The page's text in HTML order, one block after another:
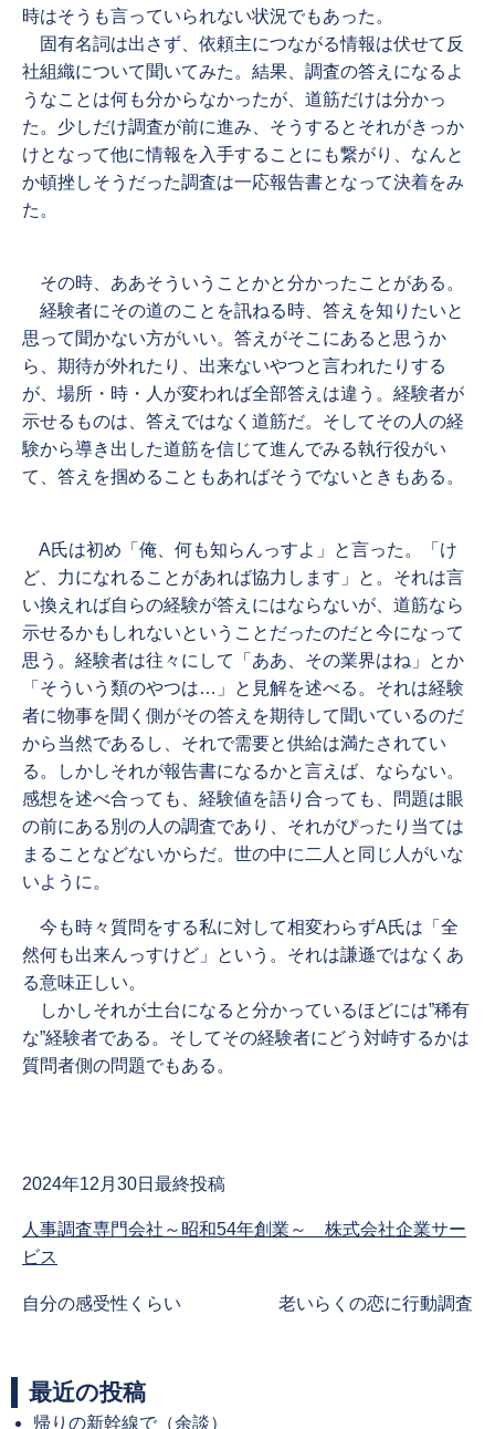
時はそうも言っていられない状況でもあった。
固有名詞は出さず、依頼主につながる情報は伏せて反
社組織について聞いてみた。結果、調査の答えになるよ
うなことは何も分からなかったが、道筋だけは分かっ
た。少しだけ調査が前に進み、そうするとそれがきっか
けとなって他に情報を入手することにも繋がり、なんと
か頓挫しそうだった調査は一応報告書となって決着をみ
た。
その時、ああそういうことかと分かったことがある。
経験者にその道のことを訊ねる時、答えを知りたいと
思って聞かない方がいい。答えがそこにあると思うか
ら、期待が外れたり、出来ないやつと言われたりする
が、場所・時・人が変われば全部答えは違う。経験者が
示せるものは、答えではなく道筋だ。そしてその人の経
験から導き出した道筋を信じて進んでみる執行役がい
て、答えを掴めることもあればそうでないときもある。
A氏は初め「俺、何も知らんっすよ」と言った。「け
ど、力になれることがあれば協力します」と。それは言
い換えれば自らの経験が答えにはならないが、道筋なら
示せるかもしれないということだったのだと今になって
思う。経験者は往々にして「ああ、その業界はね」とか
「そういう類のやつは…」と見解を述べる。それは経験
者に物事を聞く側がその答えを期待して聞いているのだ
から当然であるし、それで需要と供給は満たされてい
る。しかしそれが報告書になるかと言えば、ならない。
感想を述べ合っても、経験値を語り合っても、問題は眼
の前にある別の人の調査であり、それがぴったり当ては
まることなどないからだ。世の中に二人と同じ人がいな
いように。
今も時々質問をする私に対して相変わらずA氏は「全
然何も出来んっすけど」という。それは謙遜ではなくあ
る意味正しい。
しかしそれが土台になると分かっているほどには”稀有
な”経験者である。そしてその経験者にどう対峙するかは
質問者側の問題でもある。
2024年12月30日最終投稿
人事調査専門会社～昭和54年創業～ 株式会社企業サー
ビス
Previous
自分の感受性くらい
Next
老いらくの恋に行動調査
最近の投稿
帰りの新幹線で（余談）